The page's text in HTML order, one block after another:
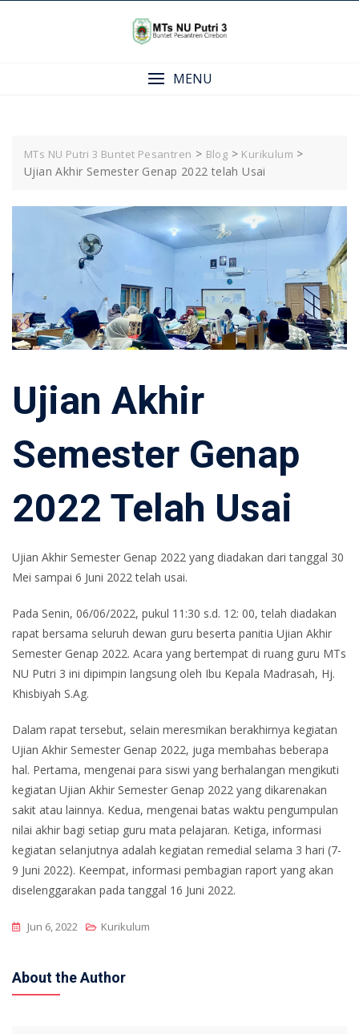
MENU
MTs NU Putri 3 Buntet Pesantren > Blog > Kurikulum >
Ujian Akhir Semester Genap 2022 telah Usai
Ujian Akhir
Semester Genap
2022 Telah Usai
Ujian Akhir Semester Genap 2022 yang diadakan dari tanggal 30
Mei sampai 6 Juni 2022 telah usai.
Pada Senin, 06/06/2022, pukul 11:30 s.d. 12: 00, telah diadakan
rapat bersama seluruh dewan guru beserta panitia Ujian Akhir
Semester Genap 2022. Acara yang bertempat di ruang guru MTs
NU Putri 3 ini dipimpin langsung oleh Ibu Kepala Madrasah, Hj.
Khisbiyah S.Ag.
Dalam rapat tersebut, selain meresmikan berakhirnya kegiatan
Ujian Akhir Semester Genap 2022, juga membahas beberapa
hal. Pertama, mengenai para siswi yang berhalangan mengikuti
kegiatan Ujian Akhir Semester Genap 2022 yang dikarenakan
sakit atau lainnya. Kedua, mengenai batas waktu pengumpulan
nilai akhir bagi setiap guru mata pelajaran. Ketiga, informasi
kegiatan selanjutnya adalah kegiatan remedial selama 3 hari (7-
9 Juni 2022). Keempat, informasi pembagian raport yang akan
diselenggarakan pada tanggal 16 Juni 2022.
Jun 6, 2022 Kurikulum
About the Author